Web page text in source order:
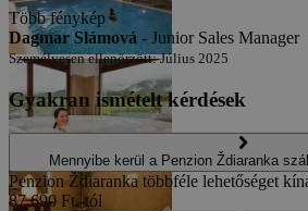
Több fénykép
Dagmar Slámová - Junior Sales Manager
Személyesen ellenőrzött: Július 2025
Gyakran ismételt kérdések
Mennyibe kerül a Penzion Ždiaranka
Penzion Ždiaranka többféle lehetőséget
87 690 Ft -tól